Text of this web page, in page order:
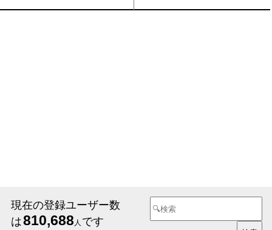
現在の登録ユーザー数
は810,688 人 です